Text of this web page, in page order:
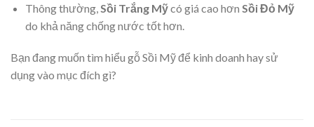
Thông thường, Sồi Trắng Mỹcó giá cao hơn Sồi Đỏ Mỹ
do khả năng chống nước tốt hơn.
Bạn đang muốn tìm hiểu gỗ Sồi Mỹ để kinh doanh hay sử
dụng vào mục đích gì?